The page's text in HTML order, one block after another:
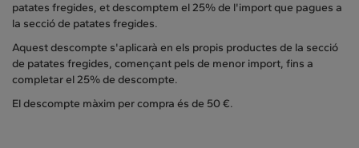
patates fregides, et descomptem el 25% de l'import que pagues a
la secció de patates fregides.
Aquest descompte s'aplicarà en els propis productes de la secció
de patates fregides, començant pels de menor import, fins a
completar el 25% de descompte.
El descompte màxim per compra és de 50 €.